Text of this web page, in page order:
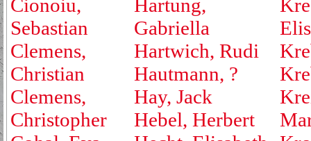
Cionoiu,
Sebastian
Clemens,
Christian
Clemens,
Christopher
Hartung,
Gabriella
Hartwich, Rudi
Hautmann, ?
Hay, Jack
Hebel, Herbert